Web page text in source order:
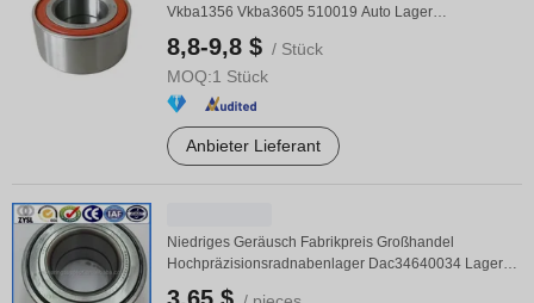
Vkba1356 Vkba3605 510019 Auto Lager
Lieferantenpreis
8,8-9,8 $ / Stück
MOQ:1 Stück
Anbieter Lieferant
Niedriges Geräusch Fabrikpreis Großhandel
Hochpräzisionsradnabenlager Dac34640034 Lager
34*64*34mm ...